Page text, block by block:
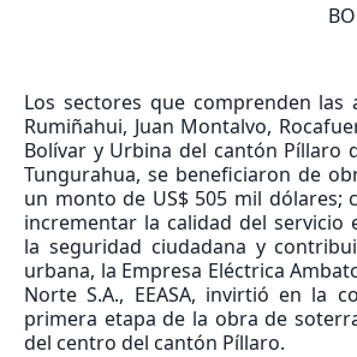
Los sectores que comprenden las
Rumiñahui, Juan Montalvo,
Bolívar y Urbina del cantón Píllaro
Tungurahua, se beneficiaron de
un monto de US$ 505 mil dólares;
incrementar la calidad del servicio
la seguridad ciudadana y
urbana, la Empresa Eléctrica
Norte S.A., EEASA, invirtió en la
primera etapa de la obra de
del centro del cantón Píllaro.